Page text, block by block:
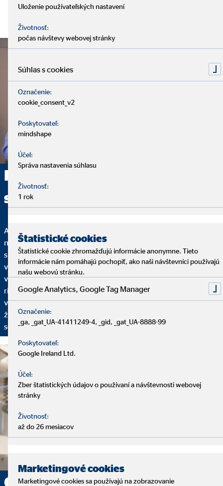
Poskytujeme komplexné
sprostredkovanie
Analýza, finančné riešenie a servis – to sú základné kamene
našich služieb. Začíname analytickým rozhovorom, pri ktorom
si vyhradíme dostatok času na to, aby sme vás spoznali: Aká je
vaša finančná situácia? Máte už plány do budúcnosti? Aké sú
vaše želania a ciele? Na základe toho vám ponúkneme finančné
riešenie nastavené na vaše individuálne požiadavky. Aby sme
vaše finančné plány mohli prispôsobovať vašim aktuálnym
životným okolnostiam, pravidelne sa budeme stretávať na
servisných rozhovoroch.
Chcete sa v pracovnej oblasti
Uloženie používateľských nastavení
Životnosť:
počas návštevy webovej stránky
Súhlas s cookies
Označenie:
cookie_consent_v2
Poskytovateľ:
mindshape
Účel:
Správa nastavenia súhlasu
Životnosť:
1 rok
Štatistické cookies
Štatistické cookie zhromažďujú informácie anonymne. Tieto
informácie nám pomáhajú pochopiť, ako naši návštevníci používajú
našu webovú stránku.
Google Analytics, Google Tag Manager
Označenie:
_ga, _gat_UA-41411249-4, _gid, _gat_UA-8888-99
Poskytovateľ:
Google Ireland Ltd.
Účel:
Zber štatistických údajov o používaní a návštevnosti webovej
stránky
Životnosť:
až do 26 mesiacov
Marketingové cookies
Marketingové cookies sa používajú na zobrazovanie